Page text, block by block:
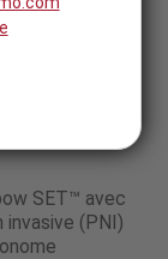
SET™ avec
invasive (PNI)